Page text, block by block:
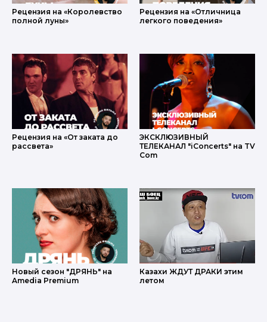
Рецензия на «Королевство
полной луны»
Рецензия на «Отличница
легкого поведения»
Рецензия на «От заката до
рассвета»
ЭКСКЛЮЗИВНЫЙ
ТЕЛЕКАНАЛ "iConcerts" на TV
Com
Новый сезон "ДРЯНЬ" на
Amedia Premium
Казахи ЖДУТ ДРАКИ этим
летом